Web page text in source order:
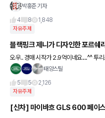
티쇼'를 둘러보기 위해서다. 정 회장은 모빌리티쇼 관람이 시작된 오
박홍준 기자
4
8 1,848
자유주제
블랙핑크 제니가 디자인한 포르쉐
오우.. 경매 시작가 2.9억이네요....^^ 투
데 넘 비싸네요 ㅎ 요즘 가수 친구들은 잘 모르는 아저씨라서 제니라태양스틸
5
5 2,126
자유주제
[신차] 마이바흐 GLS 600 페이